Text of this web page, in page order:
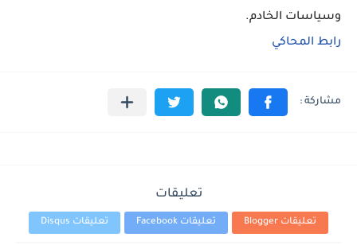
وسياسات الخادم.
رابط المحاكي
تعليقات
تعليقات Blogger تعليقات Facebook تعليقات Disqus